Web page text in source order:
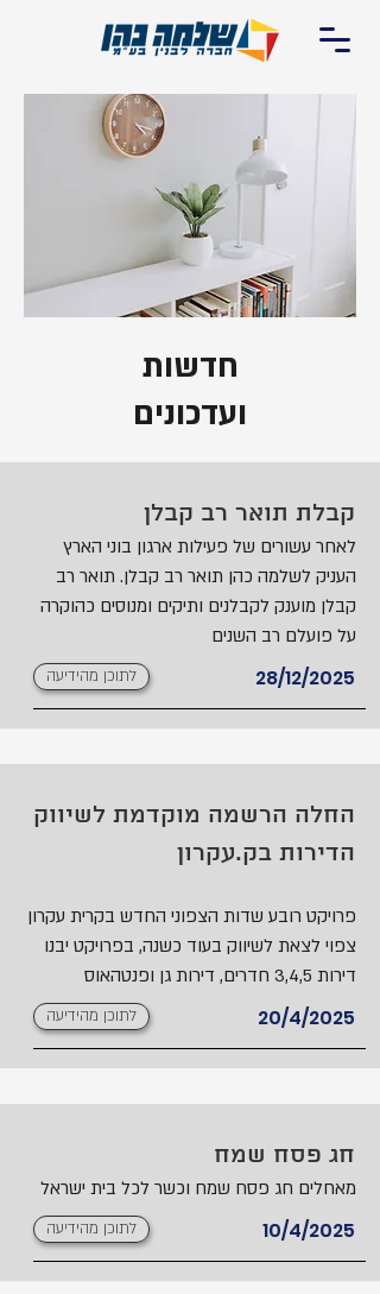
חדשות
ועדכונים
קבלת תואר רב קבלן
לאחר עשורים של פעילות ארגון בוני הארץ
העניק לשלמה כהן תואר רב קבלן. תואר רב
קבלן מוענק לקבלנים ותיקים ומנוסים כהוקרה
על פועלם רב השנים
28/12/2025 לתוכן מהידיעה
החלה הרשמה מוקדמת לשיווק
הדירות בק.עקרון
פרויקט רובע שדות הצפוני החדש בקרית עקרון
צפוי לצאת לשיווק בעוד כשנה, בפרויקט יבנו
דירות 3,4,5 חדרים, דירות גן ופנטהאוס
20/4/2025 לתוכן מהידיעה
חג פסח שמח
מאחלים חג פסח שמח וכשר לכל בית ישראל
10/4/2025 לתוכן מהידיעה